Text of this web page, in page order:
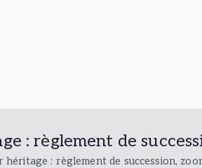
: règlement de
héritage : règlement de succession,